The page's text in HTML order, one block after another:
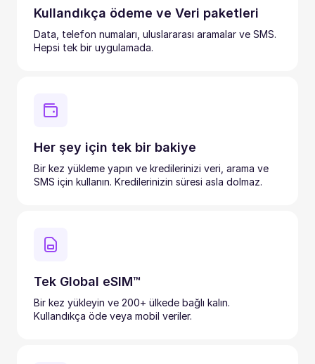
Kullandıkça ödeme ve Veri paketleri
Data, telefon numaları, uluslararası aramalar ve SMS.
Hepsi tek bir uygulamada.
Her şey için tek bir bakiye
Bir kez yükleme yapın ve kredilerinizi veri, arama ve
SMS için kullanın. Kredilerinizin süresi asla dolmaz.
Tek Global eSIM™
Bir kez yükleyin ve 200+ ülkede bağlı kalın.
Kullandıkça öde veya mobil veriler.